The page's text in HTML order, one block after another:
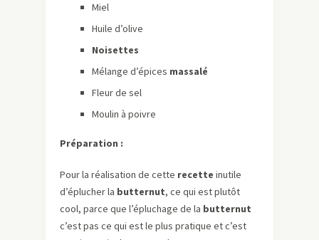
Miel
Huile d’olive
Noisettes
Mélange d’épices massalé
Fleur de sel
Moulin à poivre
Préparation :
Pour la réalisation de cette recette inutile
d’éplucher la butternut, ce qui est plutôt
cool, parce que l’épluchage de la butternut
c’est pas ce qui est le plus pratique et c’est